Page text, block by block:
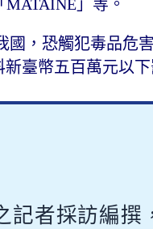
」等。
國，恐觸犯毒品危
臺幣五百萬元以
記者採訪編撰